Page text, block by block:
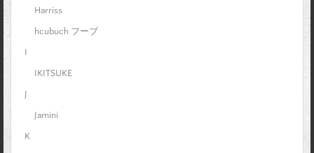
Harriss
hcubuch フーブ
IKITSUKE
Jamini
K